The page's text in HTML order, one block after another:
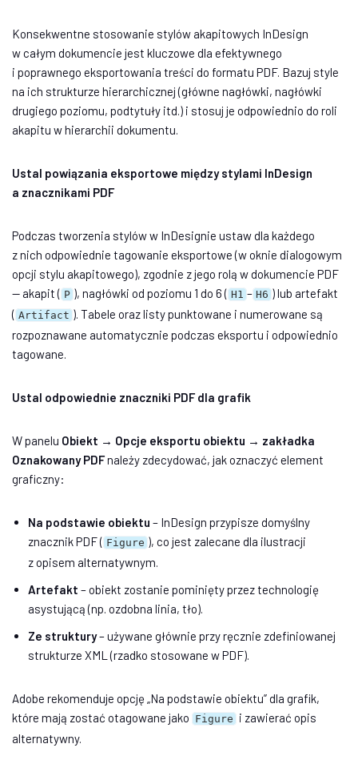
Konsekwentne stosowanie stylów akapitowych InDesign
w całym dokumencie jest kluczowe dla efektywnego
i poprawnego eksportowania treści do formatu PDF. Bazuj style
na ich strukturze hierarchicznej (główne nagłówki, nagłówki
drugiego poziomu, podtytuły itd.) i stosuj je odpowiednio do roli
akapitu w hierarchii dokumentu.
Ustal powiązania eksportowe między stylami InDesign
a znacznikami PDF
Podczas tworzenia stylów w InDesignie ustaw dla każdego
z nich odpowiednie tagowanie eksportowe (w oknie dialogowym
opcji stylu akapitowego), zgodnie z jego rolą w dokumencie PDF
— akapit ( P ), nagłówki od poziomu 1 do 6 ( H1 – H6 ) lub artefakt
( Artifact ). Tabele oraz listy punktowane i numerowane są
rozpoznawane automatycznie podczas eksportu i odpowiednio
tagowane.
Ustal odpowiednie znaczniki PDF dla grafik
W panelu Obiekt → Opcje eksportu obiektu → zakładka
Oznakowany PDFnależy zdecydować, jak oznaczyć element
graficzny:
Na podstawie obiektu – InDesign przypisze domyślny
znacznik PDF ( Figure ), co jest zalecane dla ilustracji
z opisem alternatywnym.
Artefakt – obiekt zostanie pominięty przez technologię
asystującą (np. ozdobna linia, tło).
Ze struktury– używane głównie przy ręcznie zdefiniowanej
strukturze XML (rzadko stosowane w PDF).
Adobe rekomenduje opcję „Na podstawie obiektu” dla grafik,
które mają zostać otagowane jako Figure i zawierać opis
alternatywny.